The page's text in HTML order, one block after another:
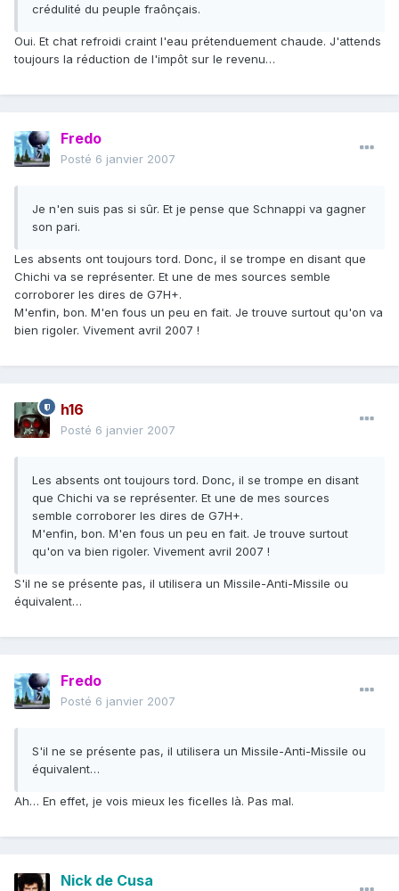
crédulité du peuple fraônçais.
Oui. Et chat refroidi craint l'eau prétenduement chaude. J'attends
toujours la réduction de l'impôt sur le revenu…
Fredo
Posté 6 janvier 2007
Je n'en suis pas si sûr. Et je pense que Schnappi va gagner
son pari.
Les absents ont toujours tord. Donc, il se trompe en disant que
Chichi va se représenter. Et une de mes sources semble
corroborer les dires de G7H+.
M'enfin, bon. M'en fous un peu en fait. Je trouve surtout qu'on va
bien rigoler. Vivement avril 2007 !
h16
Posté 6 janvier 2007
Les absents ont toujours tord. Donc, il se trompe en disant
que Chichi va se représenter. Et une de mes sources
semble corroborer les dires de G7H+.
M'enfin, bon. M'en fous un peu en fait. Je trouve surtout
qu'on va bien rigoler. Vivement avril 2007 !
S'il ne se présente pas, il utilisera un Missile-Anti-Missile ou
équivalent…
Fredo
Posté 6 janvier 2007
S'il ne se présente pas, il utilisera un Missile-Anti-Missile ou
équivalent…
Ah… En effet, je vois mieux les ficelles là. Pas mal.
Nick de Cusa